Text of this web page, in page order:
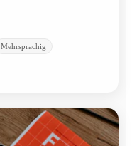
Mehrsprachig